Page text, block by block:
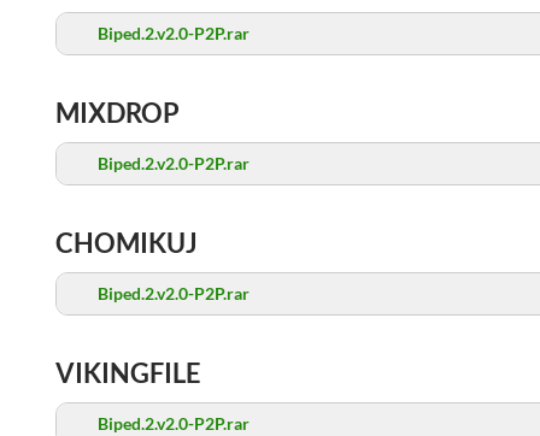
Biped.2.v2.0-P2P.rar
MIXDROP
Biped.2.v2.0-P2P.rar
CHOMIKUJ
Biped.2.v2.0-P2P.rar
VIKINGFILE
Biped.2.v2.0-P2P.rar